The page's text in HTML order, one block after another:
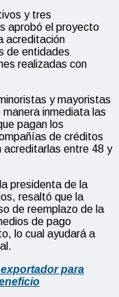
y tres
aprobó el proyecto
acreditación
de entidades
realizadas con
y mayoristas
inmediata las
pagan los
de créditos
acreditarlas entre 48 y
presidenta de la
resaltó que la
de reemplazo de la
de pago
lo cual ayudará a
para